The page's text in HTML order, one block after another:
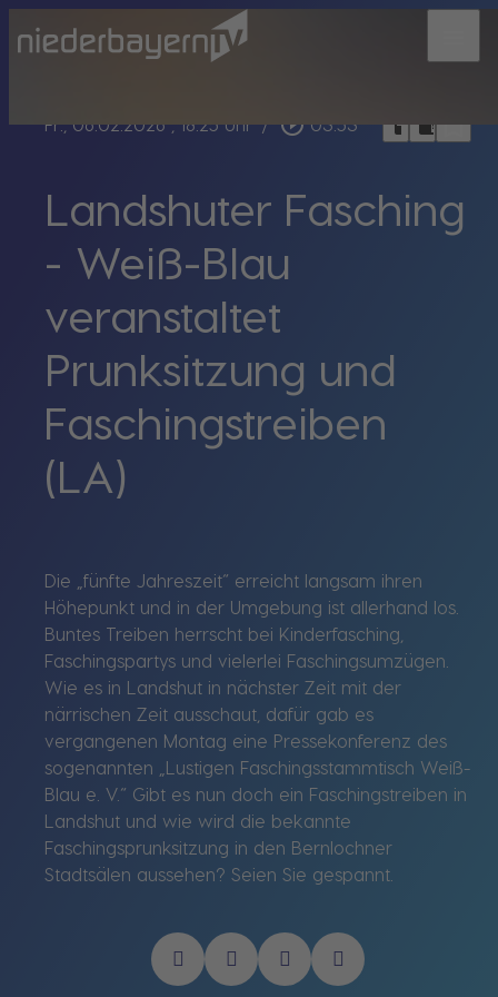
Fr., 06.02.2026, 18:25 Uhr / play_circle_outline 03:53 headphoneschrome_reader_modebookmark_border
Landshuter Fasching
- Weiß-Blau
veranstaltet
Prunksitzung und
Faschingstreiben
(LA)
Die „fünfte Jahreszeit“ erreicht langsam ihren
Höhepunkt und in der Umgebung ist allerhand los.
Buntes Treiben herrscht bei Kinderfasching,
Faschingspartys und vielerlei Faschingsumzügen.
Wie es in Landshut in nächster Zeit mit der
närrischen Zeit ausschaut, dafür gab es
vergangenen Montag eine Pressekonferenz des
sogenannten „Lustigen Faschingsstammtisch Weiß-
Blau e. V.“ Gibt es nun doch ein Faschingstreiben in
Landshut und wie wird die bekannte
Faschingsprunksitzung in den Bernlochner
Stadtsälen aussehen? Seien Sie gespannt.